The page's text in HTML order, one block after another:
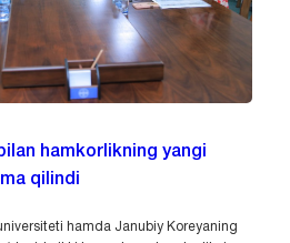
hamkorlikning yangi
qilindi
hamda Janubiy Koreyaning